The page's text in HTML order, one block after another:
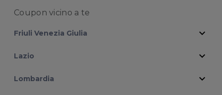
Coupon vicino a te
Friuli Venezia Giulia expand_more
Lazio expand_more
Lombardia expand_more